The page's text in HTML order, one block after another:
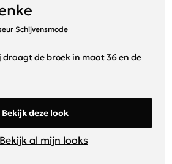
Schijvensmode
draagt de broek in maat 36 en de
Bekijk deze look
Bekijk al mijn looks